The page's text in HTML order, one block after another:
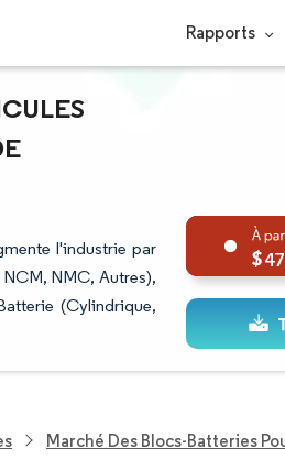
Rapports
l'industrie par
NCM, NMC, Autres),
(Cylindrique,
Marché Des Blocs-Batteries